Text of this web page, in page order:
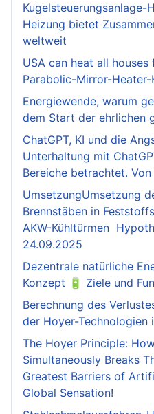
Kugelsteuerungsanlage-
Heizung bietet
weltweit
USA can heat all
Parabolic-Mirror-
Energiewende, warum
dem Start der ehrlichen
ChatGPT, KI und die
Unterhaltung mit
Bereiche betrachtet.
UmsetzungUmsetzung
Brennstäben in
AKW-Kühltürmen
24.09.2025
Dezentrale natürliche
Konzept 🔋 Ziele und
Berechnung des
der Hoyer-Technologien
The Hoyer Principle:
Simultaneously Breaks
Greatest Barriers of
Global Sensation!